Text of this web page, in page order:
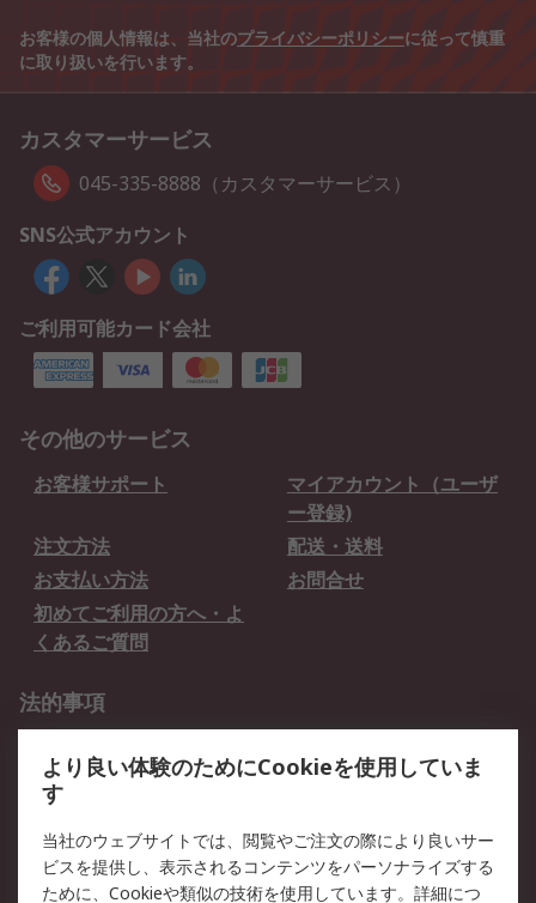
お客様の個人情報は、当社のプライバシーポリシーに従って慎重
に取り扱いを行います。
カスタマーサービス
045-335-8888（カスタマーサービス）
SNS公式アカウント
ご利用可能カード会社
その他のサービス
お客様サポート
マイアカウント（ユーザ
ー登録)
注文方法
配送・送料
お支払い方法
お問合せ
初めてご利用の方へ・よ
くあるご質問
法的事項
クッキーポリシー
RSについて
会社概要 採用情報
より良い体験のためにCookieを使用していま
す
当社のウェブサイトでは、閲覧やご注文の際により良いサー
ビスを提供し、表示されるコンテンツをパーソナライズする
ために、Cookieや類似の技術を使用しています。詳細につ